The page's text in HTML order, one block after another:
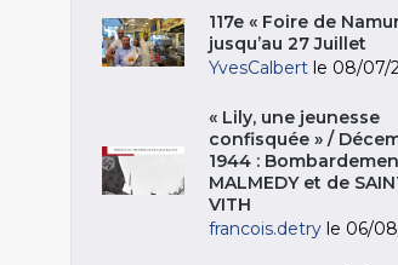
117e « Foire de
jusqu’au 27 Juillet
YvesCalbert le 08/07/
« Lily, une jeunesse
confisquée » /
1944 :
MALMEDY et de
VITH
francois.detry le 06/